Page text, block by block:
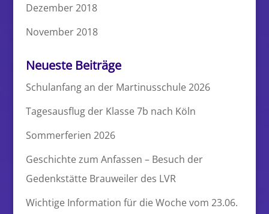
Dezember 2018
November 2018
Neueste Beiträge
Schulanfang an der Martinusschule 2026
Tagesausflug der Klasse 7b nach Köln
Sommerferien 2026
Geschichte zum Anfassen – Besuch der
Gedenkstätte Brauweiler des LVR
Wichtige Information für die Woche vom 23.06.